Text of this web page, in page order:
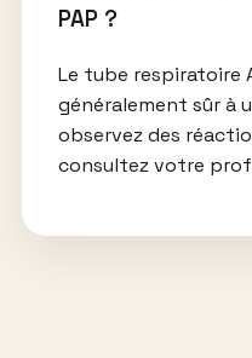
PAP ?
Le tube respiratoire
généralement sûr à
observez des
consultez votre